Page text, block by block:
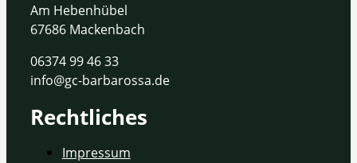
Am Hebenhübel
67686 Mackenbach
06374 99 46 33
info@gc-barbarossa.de
Rechtliches
Impressum